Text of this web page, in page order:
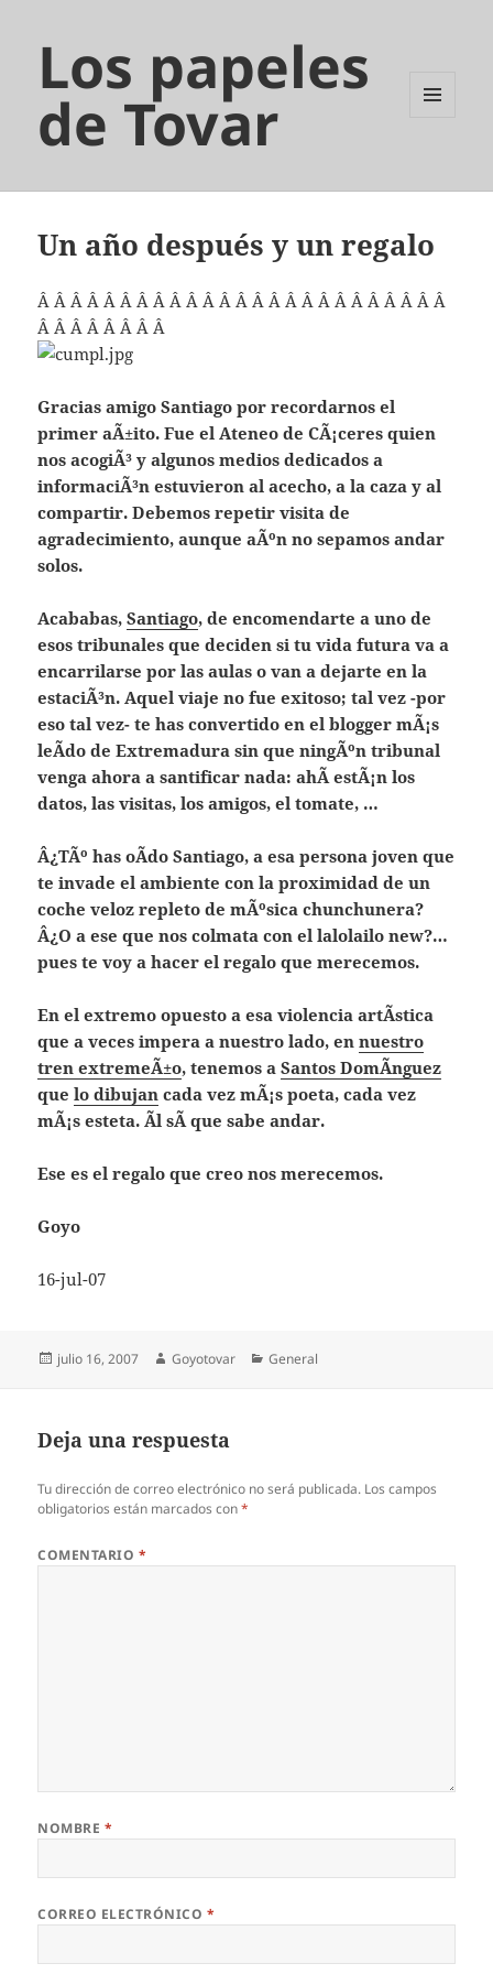
Los papeles
de Tovar
Un año después y un regalo
Â Â Â Â Â Â Â Â Â Â Â Â Â Â Â Â Â Â Â Â Â Â Â Â Â
Â Â Â Â Â Â Â Â
Gracias amigo Santiago por recordarnos el
primer aÃ±ito. Fue el Ateneo de CÃ¡ceres quien
nos acogiÃ³ y algunos medios dedicados a
informaciÃ³n estuvieron al acecho, a la caza y al
compartir. Debemos repetir visita de
agradecimiento, aunque aÃºn no sepamos andar
solos.
Acababas,Santiago, de encomendarte a uno de
esos tribunales que deciden si tu vida futura va a
encarrilarse por las aulas o van a dejarte en la
estaciÃ³n. Aquel viaje no fue exitoso; tal vez -por
eso tal vez- te has convertido en el blogger mÃ¡s
leÃ­do de Extremadura sin que ningÃºn tribunal
venga ahora a santificar nada: ahÃ­ estÃ¡n los
datos, las visitas, los amigos, el tomate, …
Â¿TÃº has oÃ­do Santiago, a esa persona joven que
te invade el ambiente con la proximidad de un
coche veloz repleto de mÃºsica chunchunera?
Â¿O a ese que nos colmata con el lalolailo new?…
pues te voy a hacer el regalo que merecemos.
En el extremo opuesto a esa violencia artÃ­stica
que a veces impera a nuestro lado, ennuestro
tren extremeÃ±o, tenemos aSantos DomÃ­nguez
quelo dibujan cada vez mÃ¡s poeta, cada vez
mÃ¡s esteta. Ãl sÃ­ que sabe andar.
Ese es el regalo que creo nos merecemos.
Goyo
16-jul-07
Publicado
julio 16, 2007 Autor
Goyotovar Categorías
General
Deja una respuesta
Tu dirección de correo electrónico no será publicada. Los campos
obligatorios están marcados con*
COMENTARIO *
NOMBRE *
CORREO ELECTRÓNICO *